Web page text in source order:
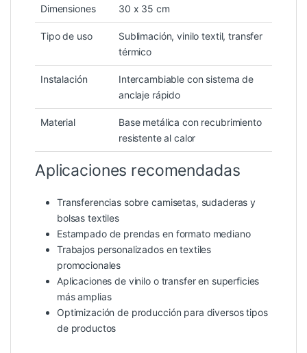
Dimensiones 30 x 35 cm
Tipo de uso
Sublimación, vinilo textil, transfer
térmico
Instalación
Intercambiable con sistema de
anclaje rápido
Material
Base metálica con recubrimiento
resistente al calor
Aplicaciones recomendadas
Transferencias sobre camisetas, sudaderas y
bolsas textiles
Estampado de prendas en formato mediano
Trabajos personalizados en textiles
promocionales
Aplicaciones de vinilo o transfer en superficies
más amplias
Optimización de producción para diversos tipos
de productos